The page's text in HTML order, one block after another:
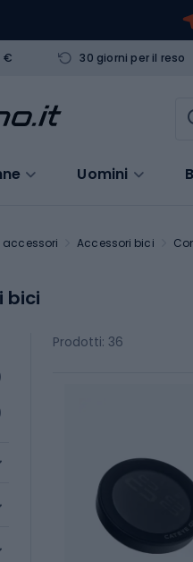
€ 30 giorni per il reso
Uomini
accessori Accessori bici
bici
Prodotti: 36